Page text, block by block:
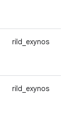
rild_exynos
rild_exynos